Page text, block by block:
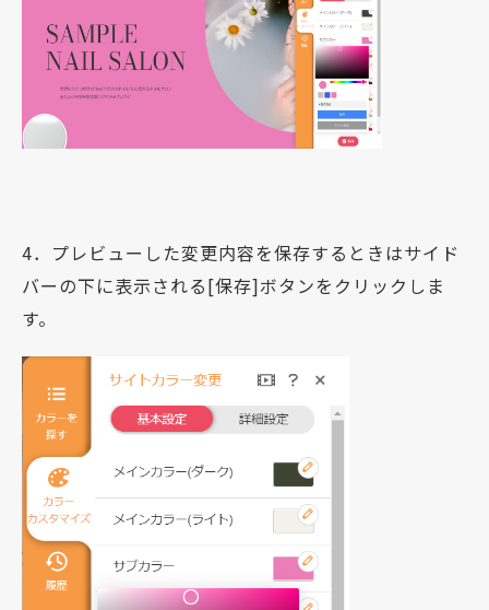
4．プレビューした変更内容を保存するときはサイド
バーの下に表示される[保存]ボタンをクリックしま
す。